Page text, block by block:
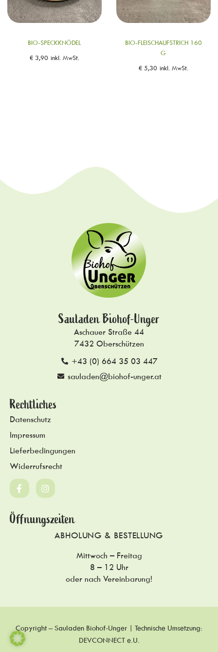
BIO-SPECKKNÖDEL
€3,90 inkl. MwSt.
BIO-FLEISCHAUFSTRICH 160
G
€5,30 inkl. MwSt.
Sauladen Biohof-Unger
Aschauer Straße 44
7432 Oberschützen
+43 (0) 664 35 03 447
sauladen@biohof-unger.at
Rechtliches
Datenschutz
Impressum
Lieferbedingungen
Widerrufsrecht
Öffnungszeiten
ABHOLUNG & BESTELLUNG
Mittwoch – Freitag
8 – 12 Uhr
oder nach Vereinbarung!
Copyright – Sauladen Biohof-Unger | Technische Umsetzung:
DEVCONNECT e.U.